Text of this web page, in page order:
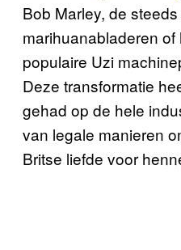
Bob Marley, de
marihuanabladeren
populaire Uzi
Deze transformatie
gehad op de hele
van legale manieren
Britse liefde voor